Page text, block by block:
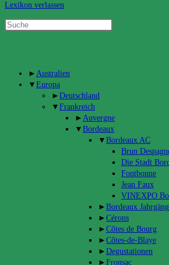
Lexikon verlassen
► Australien
▼ Europa
► Deutschland
▼ Frankreich
► Auvergne
▼ Bordeaux
▼ Bordeaux AC
Brun
Die Stadt
Fontbonne
Jean Faux
VINEXPO
► Bordeaux
► Cérons
► Côtes de Bourg
► Côtes-de-Blaye
► Degustationen
► Fronsac